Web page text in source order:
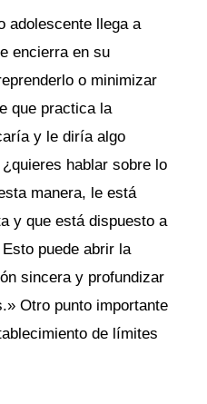
adolescente llega a
encierra en su
o minimizar
que practica la
y le diría algo
hablar sobre lo
manera, le está
y que está dispuesto a
puede abrir la
sincera y profundizar
Otro punto importante
de límites